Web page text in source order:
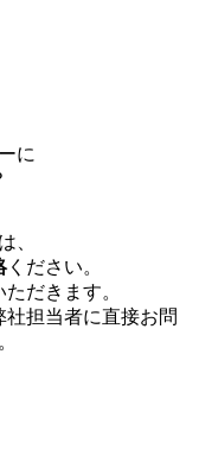
に
、
ください。
だきます。
担当者に直接お問